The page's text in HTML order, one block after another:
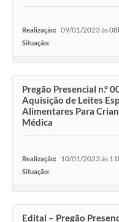
Realização: 09/01/2023 às
Situação:
Pregão Presencial n.°
Aquisição de Leites
Alimentares Para
Médica
Realização: 10/01/2023 às
Situação:
Edital – Pregão